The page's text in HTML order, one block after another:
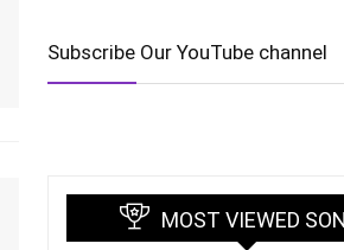
Subscribe Our YouTube channel
MOST VIEWED